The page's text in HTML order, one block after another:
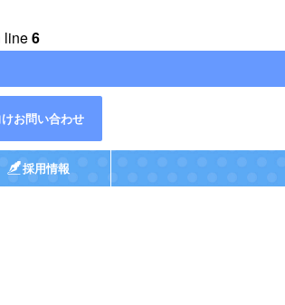
line6
お問い合わせ
採用情報